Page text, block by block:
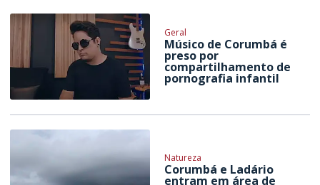
Geral
Músico de Corumbá é
preso por
compartilhamento de
pornografia infantil
Natureza
Corumbá e Ladário
entram em área de